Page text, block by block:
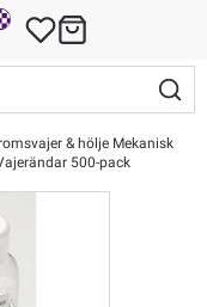
& hölje Mekanisk
500-pack